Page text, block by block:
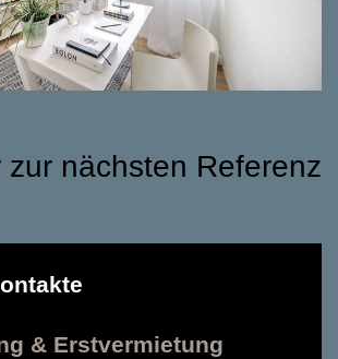
zur nächsten Referenz
& Erstvermietung